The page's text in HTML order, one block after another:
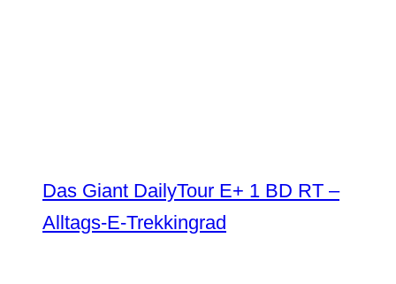
Das Giant DailyTour E+ 1 BD RT –
Alltags-E-Trekkingrad